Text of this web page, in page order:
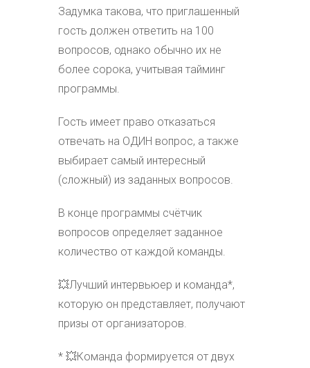
Задумка такова, что приглашенный
гость должен ответить на 100
вопросов, однако обычно их не
более сорока, учитывая тайминг
программы.
Гость имеет право отказаться
отвечать на ОДИН вопрос, а также
выбирает самый интересный
(сложный) из заданных вопросов.
В конце программы счётчик
вопросов определяет заданное
количество от каждой команды.
💥Лучший интервьюер и команда*,
которую он представляет, получают
призы от организаторов.
* 💥Команда формируется от двух